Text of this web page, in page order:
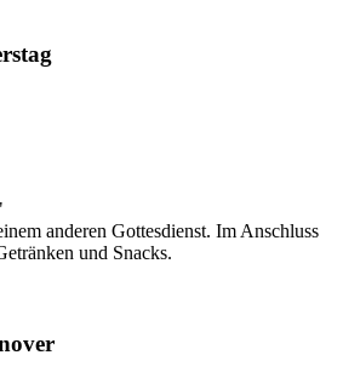
anderen Gottesdienst. Im Anschluss
und Snacks.